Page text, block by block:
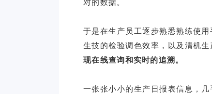
对的数据。
于是在生产员工逐步熟悉熟练使
生技的检验调色效率，以及清机
现在线查询和实时的追溯。
一张张小小的生产日报表信息，